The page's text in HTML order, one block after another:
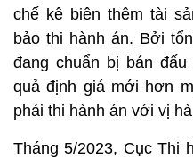
chế kê biên thêm tài
bảo thi hành án. Bởi
đang chuẩn bị bán
quả định giá mới hơn
phải thi hành án với vị
Tháng 5/2023, Cục Thi